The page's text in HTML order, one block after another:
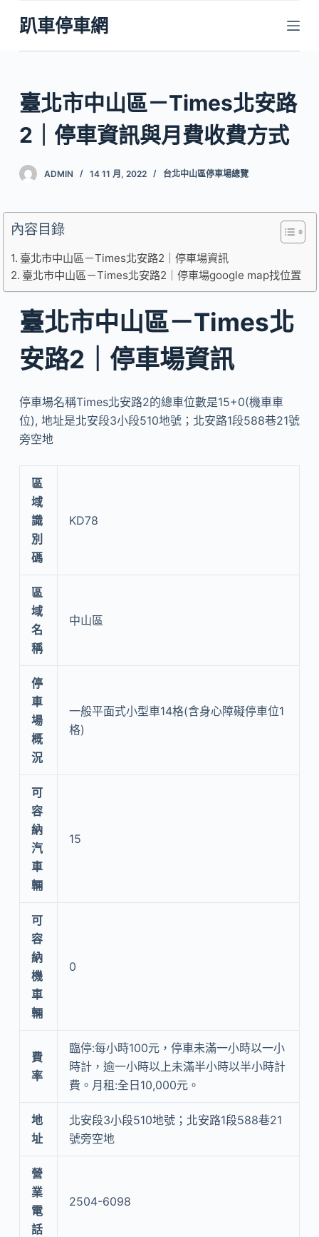
跳
至
主
內
容
趴車停車網
臺北市中山區－Times北安路
2｜停車資訊與月費收費方式
ADMIN 14 11 月, 2022 台北中山區停車場總覽
內容目錄
臺北市中山區－Times北安路2｜停車場資訊
臺北市中山區－Times北安路2｜停車場google map找位置
臺北市中山區－Times北
安路2｜停車場資訊
停車場名稱Times北安路2的總車位數是15+0(機車車
位), 地址是北安段3小段510地號；北安路1段588巷21號
旁空地
區
域
識
別
碼
KD78
區
域
名
稱
中山區
停
車
場
概
況
一般平面式小型車14格(含身心障礙停車位1
格)
可
容
納
汽
車
輛
15
可
容
納
機
車
輛
0
費
率
臨停:每小時100元，停車未滿一小時以一小
時計，逾一小時以上未滿半小時以半小時計
費。月租:全日10,000元。
地
址
北安段3小段510地號；北安路1段588巷21
號旁空地
營
業
電
話
2504-6098